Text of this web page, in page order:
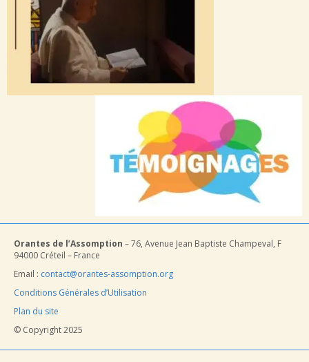
Orantes de l’Assomption – 76, Avenue Jean Baptiste Champeval, F
94000 Créteil – France
Email : contact@orantes-assomption.org
Conditions Générales d’Utilisation
Plan du site
© Copyright 2025